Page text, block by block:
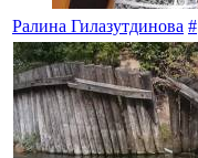
Ралина Гилазутдинова #